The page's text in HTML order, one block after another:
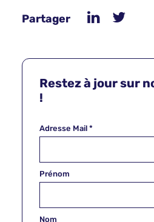
Partager
Restez à jour sur
!
Adresse Mail *
Prénom
Nom